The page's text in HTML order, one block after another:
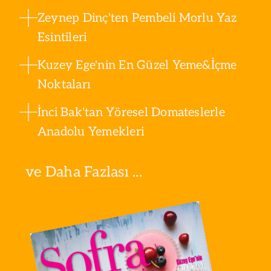
Zeynep Dinç'ten Pembeli Morlu Yaz
Esintileri
Kuzey Ege'nin En Güzel Yeme&İçme
Noktaları
İnci Bak'tan Yöresel Domateslerle
Anadolu Yemekleri
ve Daha Fazlası ...